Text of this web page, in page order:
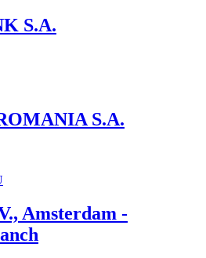
S.A.
S.A.
Amsterdam -